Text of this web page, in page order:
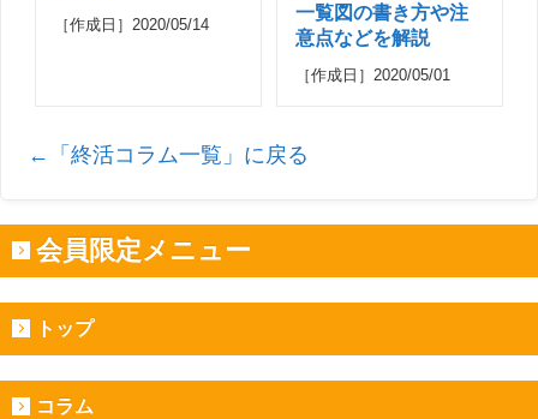
［作成日］2020/05/14
一覧図の書き方や注
意点などを解説
［作成日］2020/05/01
←「終活コラム一覧」に戻る
会員限定メニュー
トップ
コラム